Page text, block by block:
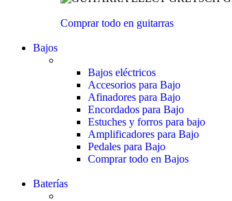
Comprar todo en guitarras
Bajos
Bajos eléctricos
Accesorios para Bajo
Afinadores para Bajo
Encordados para Bajo
Estuches y forros para bajo
Amplificadores para Bajo
Pedales para Bajo
Comprar todo en Bajos
Baterías